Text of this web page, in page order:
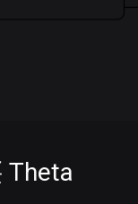
Theta